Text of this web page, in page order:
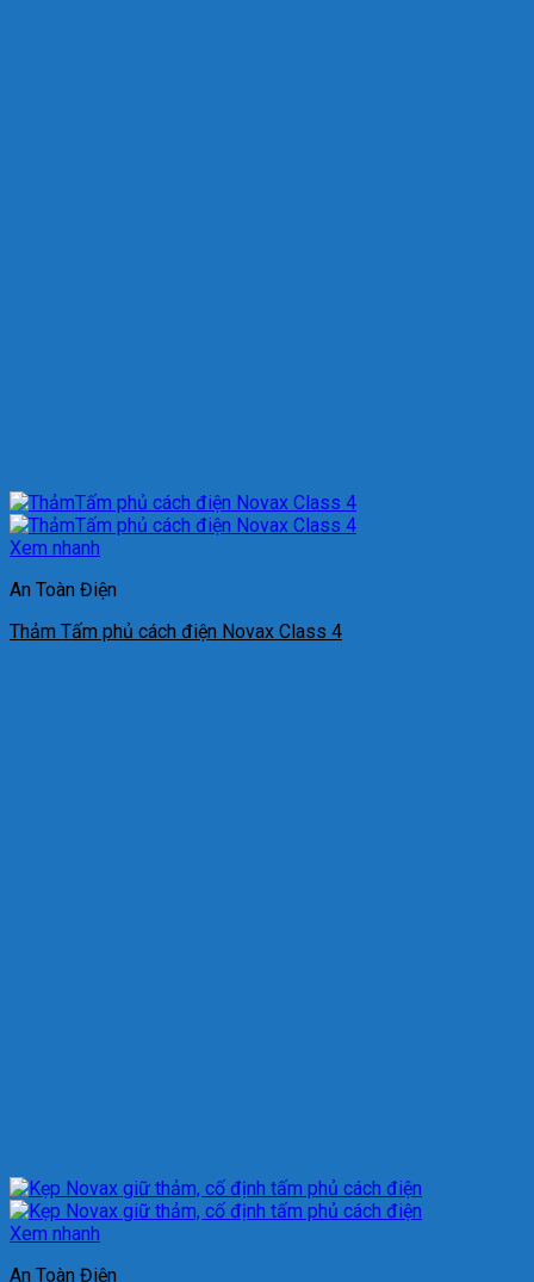
Xem nhanh
An Toàn Điện
Thảm Tấm phủ cách điện Novax Class 4
Xem nhanh
An Toàn Điện